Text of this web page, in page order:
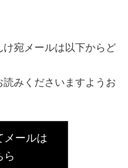
宛メールは以下からど
みくださいますようお
メールは
ら